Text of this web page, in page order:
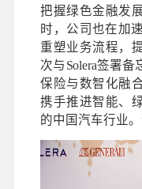
把握绿色金融发
时，公司也在加
重塑业务流程，
次与Solera签署
保险与数智化融
携手推进智能、
的中国汽车行业。